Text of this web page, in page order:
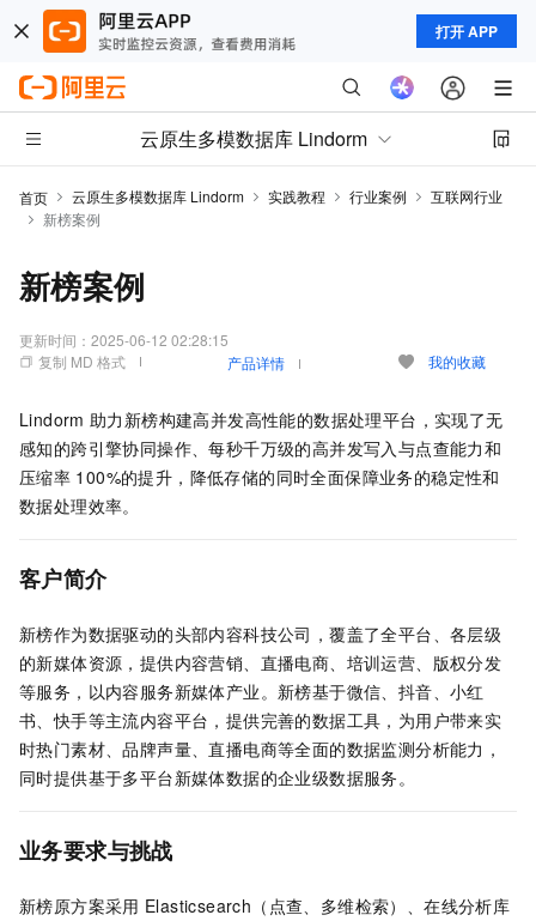
打开 APP
云原生多模数据库 Lindorm
首页 云原生多模数据库 Lindorm 实践教程 行业案例
互联网行业
新榜案例
新榜案例
更新时间： 2025-06-12 02:28:15
复制 MD 格式
产品详情 我的收藏
Lindorm 助力新榜构建高并发高性能的数据处理平台，实现了无
感知的跨引擎协同操作、每秒千万级的高并发写入与点查能力和
压缩率 100%的提升，降低存储的同时全面保障业务的稳定性和
数据处理效率。
客户简介
新榜作为数据驱动的头部内容科技公司，覆盖了全平台、各层级
的新媒体资源，提供内容营销、直播电商、培训运营、版权分发
等服务，以内容服务新媒体产业。新榜基于微信、抖音、小红
书、快手等主流内容平台，提供完善的数据工具，为用户带来实
时热门素材、品牌声量、直播电商等全面的数据监测分析能力，
同时提供基于多平台新媒体数据的企业级数据服务。
业务要求与挑战
新榜原方案采用 Elasticsearch（点查、多维检索）、在线分析库